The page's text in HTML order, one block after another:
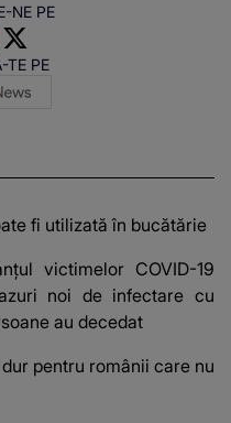
NE PE
TE PE
fi utilizată în bucătărie
victimelor COVID-19
noi de infectare cu
au decedat
pentru românii care nu